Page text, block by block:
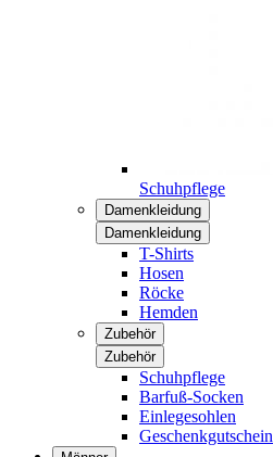
Schuhpflege
Damenkleidung
Damenkleidung
T-Shirts
Hosen
Röcke
Hemden
Zubehör
Zubehör
Schuhpflege
Barfuß-Socken
Einlegesohlen
Geschenkgutschein